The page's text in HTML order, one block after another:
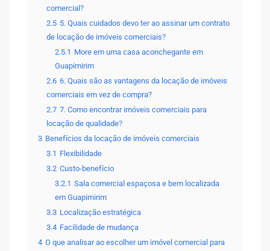
comercial?
2.5 5. Quais cuidados devo ter ao assinar um contrato
de locação de imóveis comerciais?
2.5.1 More em uma casa aconchegante em
Guapimirim
2.6 6. Quais são as vantagens da locação de imóveis
comerciais em vez de compra?
2.7 7. Como encontrar imóveis comerciais para
locação de qualidade?
3 Benefícios da locação de imóveis comerciais
3.1 Flexibilidade
3.2 Custo-benefício
3.2.1 Sala comercial espaçosa e bem localizada
em Guapimirim
3.3 Localização estratégica
3.4 Facilidade de mudança
4 O que analisar ao escolher um imóvel comercial para